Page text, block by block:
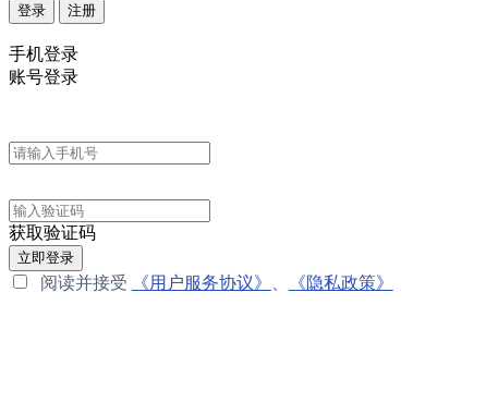
登录 注册
手机登录
账号登录
获取验证码
立即登录
阅读并接受 《用户服务协议》 《隐私政策》